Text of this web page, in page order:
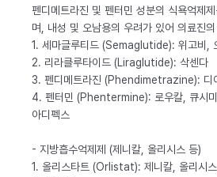
펜디메트라진 및 펜터민 성분의 식욕억제
며, 내성 및 오남용의 우려가 있어 의료진
1. 세마글루티드 (Semaglutide): 위고비,
2. 리라클루타이드 (Liraglutide): 삭센다
3. 펜디메트라진 (Phendimetrazine): 디
4. 펜터민 (Phentermine): 로우칼, 큐시미
아디펙스
- 지방흡수억제제 (제니칼, 올리시스 등)
1. 올리스타트 (Orlistat): 제니칼, 올리시